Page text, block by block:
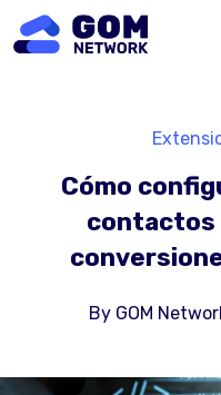
Cómo
contactos
By GOM